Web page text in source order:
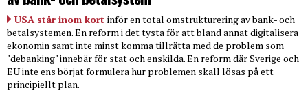
USA står inom kort inför en total omstrukturering av bank- och
betalsystemen. En reform i det tysta för att bland annat digitalisera
ekonomin samt inte minst komma tillrätta med de problem som
"debanking" innebär för stat och enskilda. En reform där Sverige och
EU inte ens börjat formulera hur problemen skall lösas på ett
principiellt plan.